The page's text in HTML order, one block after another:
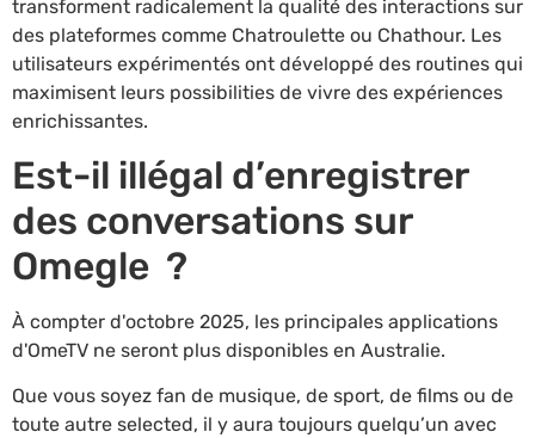
transforment radicalement la qualité des interactions sur
des plateformes comme Chatroulette ou Chathour. Les
utilisateurs expérimentés ont développé des routines qui
maximisent leurs possibilities de vivre des expériences
enrichissantes.
Est-il illégal d’enregistrer
des conversations sur
Omegle ?
À compter d'octobre 2025, les principales applications
d'OmeTV ne seront plus disponibles en Australie.
Que vous soyez fan de musique, de sport, de films ou de
toute autre selected, il y aura toujours quelqu’un avec